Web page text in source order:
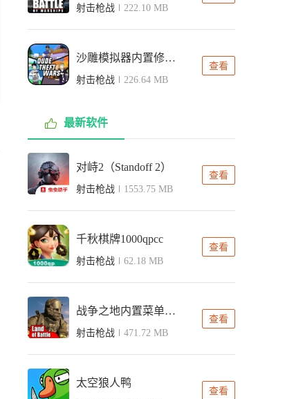
射击枪战 222.10 MB
沙雕模拟器内置修改器版
射击枪战 226.64 MB
查看
最新软件
对峙2（Standoff 2）
射击枪战 1553.75 MB
查看
千秋棋牌1000qpcc
射击枪战 62.18 MB
查看
战争之地内置菜单汉化版
射击枪战 471.72 MB
查看
太空狼人鸭
查看